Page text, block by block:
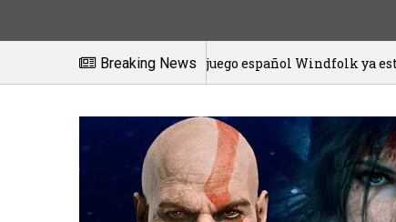
Breaking News
El juego español Windfolk ya está disponible en